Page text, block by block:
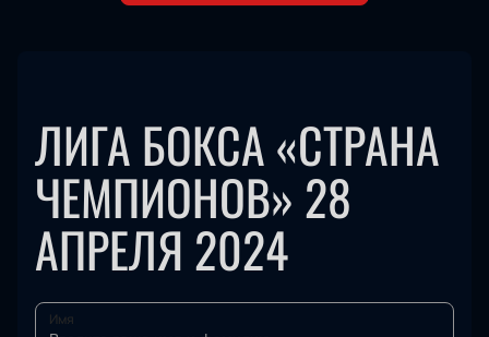
ЛИГА БОКСА «СТРАНА
ЧЕМПИОНОВ» 28
АПРЕЛЯ 2024
Имя